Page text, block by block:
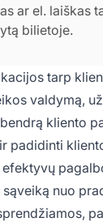
ar el. laiškas
bilietoje.
tarp
valdymą,
kliento
padidinti
nuo